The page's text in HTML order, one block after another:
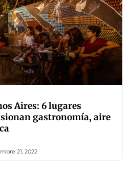
Aires: 6 lugares
gastronomía, aire
21, 2022